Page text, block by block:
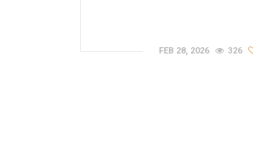
FEB 28, 2026 326